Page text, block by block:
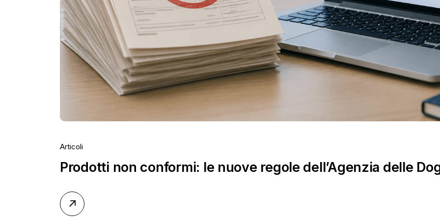
Articoli
Prodotti non conformi: le nuove regole dell’Agenzia delle